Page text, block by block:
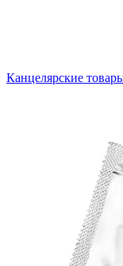
Канцелярские